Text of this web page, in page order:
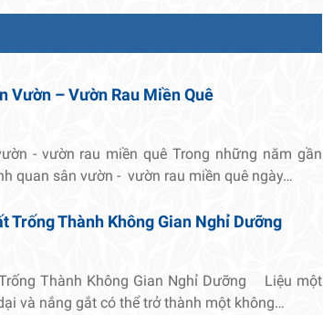
Vườn – Vườn Rau Miền Quê
- vườn rau miền quê Trong những năm gần
quan sân vườn - vườn rau miền quê ngày…
Trống Thành Không Gian Nghỉ Dưỡng
Thành Không Gian Nghỉ Dưỡng Liệu một
và nắng gắt có thể trở thành một không…